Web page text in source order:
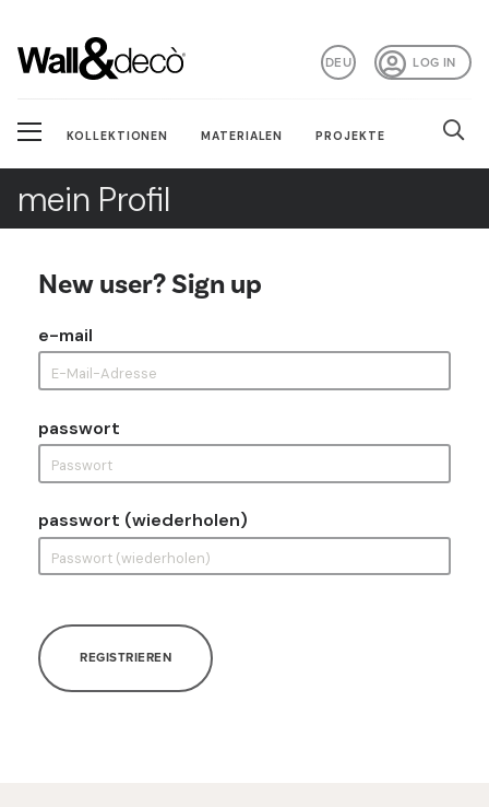
LOG IN
DEU
KOLLEKTIONEN MATERIALEN PROJEKTE
mein Profil
New user? Sign up
e-mail
passwort
passwort (wiederholen)
REGISTRIEREN